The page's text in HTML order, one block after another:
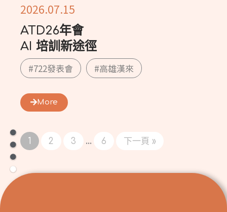
ATD26年會
AI 培訓新途徑
2026.07.15
#722發表會 #高雄漢來
More
1 2 3 ... 6 下一頁 »